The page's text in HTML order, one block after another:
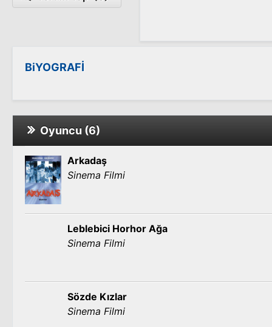
BiYOGRAFİ
Oyuncu (6)
Arkadaş
Sinema Filmi
Leblebici Horhor Ağa
Sinema Filmi
Sözde Kızlar
Sinema Filmi